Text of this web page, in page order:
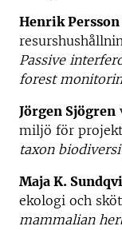
Henrik Persson
Passive
forest
Jörgen Sjögren
miljö för
taxon
Maja K.
ekologi och
mammalian